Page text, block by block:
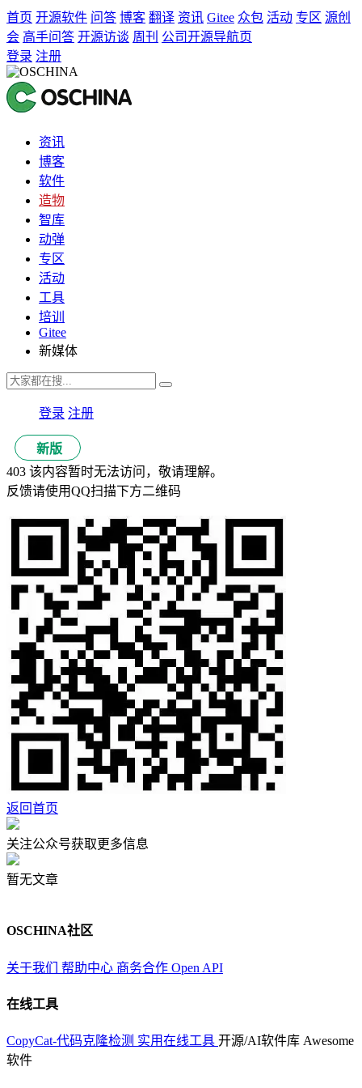
首页 开源软件 问答 博客 翻译 资讯 Gitee 众包 活动 专区 源创
会 高手问答 开源访谈 周刊 公司开源导航页
登录 注册
资讯
博客
软件
造物
智库
动弹
专区
活动
工具
培训
Gitee
新媒体
登录 注册
新版
403 该内容暂时无法访问，敬请理解。
反馈请使用QQ扫描下方二维码
返回首页
关注公众号获取更多信息
暂无文章
OSCHINA社区
关于我们 帮助中心 商务合作 Open API
在线工具
CopyCat-代码克隆检测 实用在线工具 开源/AI软件库 Awesome
软件